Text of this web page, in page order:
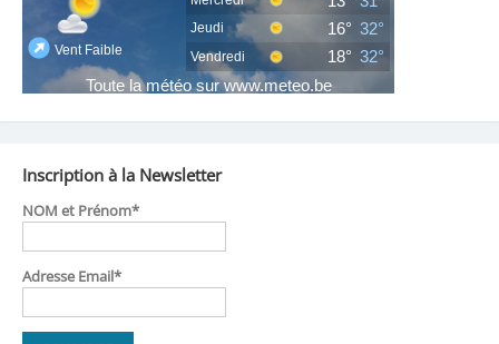
Inscription à la Newsletter
NOM et Prénom*
Adresse Email*